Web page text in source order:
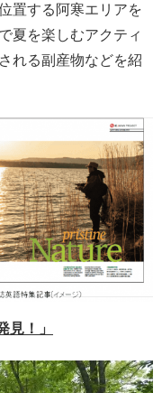
置する阿寒エリアを
夏を楽しむアクティ
れる副産物などを紹
見！」